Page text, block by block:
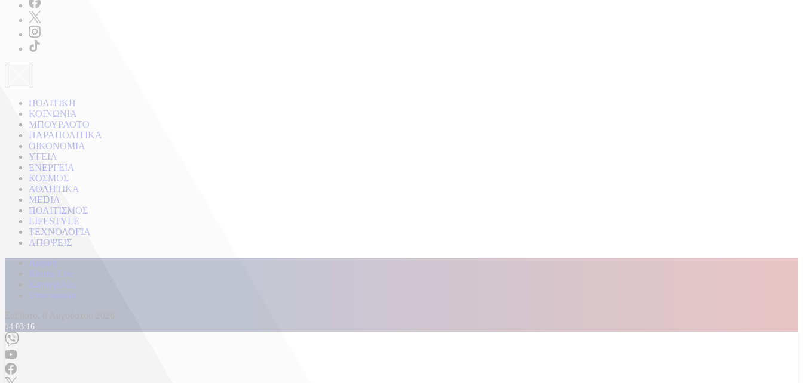
ΠΟΛΙΤΙΚΗ
ΚΟΙΝΩΝΙΑ
ΜΠΟΥΡΛΟΤΟ
ΠΑΡΑΠΟΛΙΤΙΚΑ
ΟΙΚΟΝΟΜΙΑ
ΥΓΕΙΑ
ΕΝΕΡΓΕΙΑ
ΚΟΣΜΟΣ
ΑΘΛΗΤΙΚΑ
MEDIA
ΠΟΛΙΤΙΣΜΟΣ
LIFESTYLE
ΤΕΧΝΟΛΟΓΙΑ
ΑΠΟΨΕΙΣ
Αρχική
Kontra Live
Καταγγελίες
Επικοινωνία
14:03:18